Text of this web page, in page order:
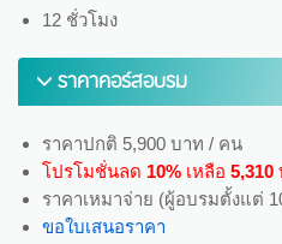
12 ชั่วโมง
ราคาคอร์สอบรม
ราคาปกติ 5,900 บาท / คน
โปรโมชั่นลด 10% เหลือ 5,310
ราคาเหมาจ่าย (ผู้อบรมตั้งแต่
ขอใบเสนอราคา